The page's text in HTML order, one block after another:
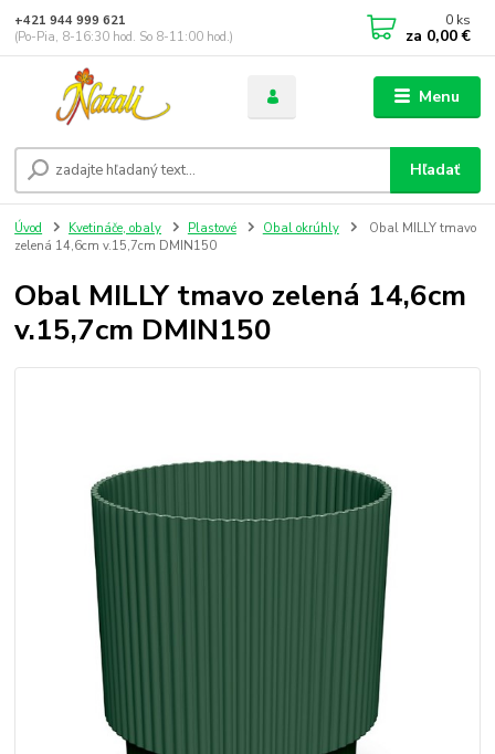
Menu
Hľadať
+421 944 999 621
(Po-Pia, 8-16:30 hod. So 8-11:00 hod.)
0 ks
za 0,00 €
Úvod Kvetináče, obaly Plastové Obal okrúhly
Obal MILLY tmavo
zelená 14,6cm v.15,7cm DMIN150
Obal MILLY tmavo zelená 14,6cm
v.15,7cm DMIN150